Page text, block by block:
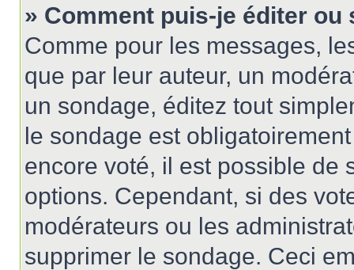
» Comment puis-je éditer
Comme pour les messages,
que par leur auteur, un
un sondage, éditez tout
le sondage est
encore voté, il est possible de
options. Cependant, si des
modérateurs ou les
supprimer le sondage. Ceci